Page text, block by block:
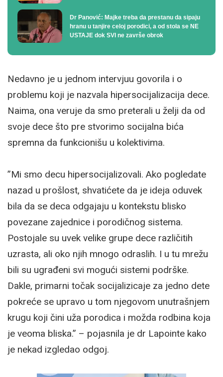
Dr Panović: Majke treba da prestanu da sipaju
hranu u tanjire celoj porodici, a od stola se NE
USTAJE dok SVI ne završe obrok
Nedavno je u jednom intervjuu govorila i o
problemu koji je nazvala hipersocijalizacija dece.
Naima, ona veruje da smo preterali u želji da od
svoje dece što pre stvorimo socijalna bića
spremna da funkcionišu u kolektivima.
”Mi smo decu hipersocijalizovali. Ako pogledate
nazad u prošlost, shvatićete da je ideja oduvek
bila da se deca odgajaju u kontekstu blisko
povezane zajednice i porodičnog sistema.
Postojale su uvek velike grupe dece različitih
uzrasta, ali oko njih mnogo odraslih. I u tu mrežu
bili su ugrađeni svi mogući sistemi podrške.
Dakle, primarni točak socijalizicaje za jedno dete
pokreće se upravo u tom njegovom unutrašnjem
krugu koji čini uža porodica i možda rodbina koja
je veoma bliska.” – pojasnila je dr Lapointe kako
je nekad izgledao odgoj.